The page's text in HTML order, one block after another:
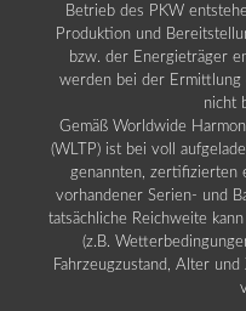
Betrieb des PKW
Produktion und
bzw. der Energieträger
werden bei der Ermittlung
nicht
Gemäß Worldwide
(WLTP) ist bei voll
genannten, zertifizierten
vorhandener Serien- und
tatsächliche Reichweite
(z.B.
Fahrzeugzustand, Alter